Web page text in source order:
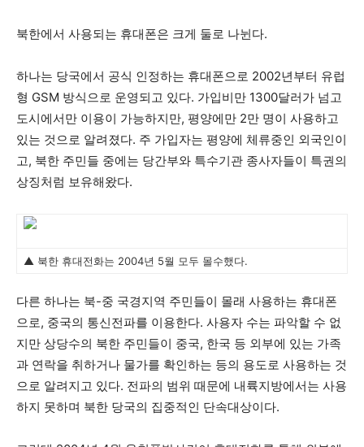
북한에서 사용되는 휴대폰은 크게 둘로 나뉜다.
하나는 당국에서 공식 인정하는 휴대폰으로 2002년부터 유럽
형 GSM 방식으로 운영되고 있다. 가입비만 1300달러가 넘고
도시에서만 이용이 가능하지만, 평양에만 2만 명이 사용하고
있는 것으로 알려졌다. 주 가입자는 평양에 체류중인 외국인이
고, 북한 주민들 중에는 당간부와 특수기관 종사자들이 특권의
상징처럼 보유해왔다.
▲ 북한 휴대전화는 2004년 5월 모두 몰수했다.
다른 하나는 북-중 국경지역 주민들이 몰래 사용하는 휴대폰
으로, 중국의 통신전파를 이용한다. 사용자 수는 파악할 수 없
지만 상당수의 북한 주민들이 중국, 한국 등 외부에 있는 가족
과 연락을 취하거나 물가를 확인하는 등의 용도로 사용하는 것
으로 알려지고 있다. 전파의 범위 때문에 내륙지방에서는 사용
하지 못하며 북한 당국의 집중적인 단속대상이다.